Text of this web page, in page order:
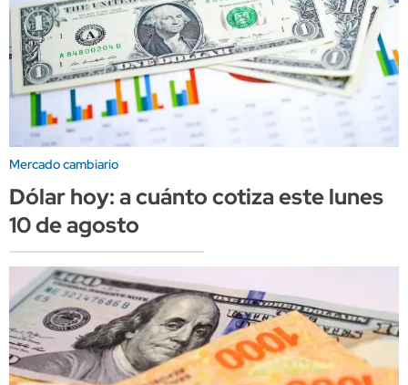
Mercado cambiario
Dólar hoy: a cuánto cotiza este lunes
10 de agosto